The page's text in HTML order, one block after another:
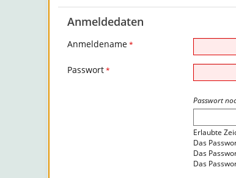
Anmeldedaten
Anmeldename*
Passwort*
Passwort
Erlaubte
Das
Das
Das